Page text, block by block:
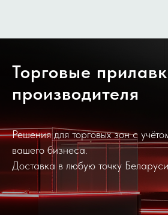
Торговые
производителя
Решения для торговых зон с
вашего бизнеса.
Доставка в любую точку